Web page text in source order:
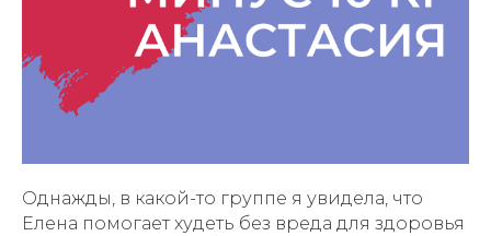
Однажды, в какой-то группе я увидела, что
Елена помогает худеть без вреда для здоровья